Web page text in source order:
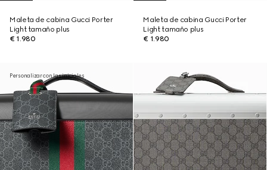
Maleta de cabina Gucci Porter
Light tamaño plus
€ 1.980
Maleta de cabina Gucci Porter
Light tamaño plus
€ 1.980
Personalizar con las iniciales